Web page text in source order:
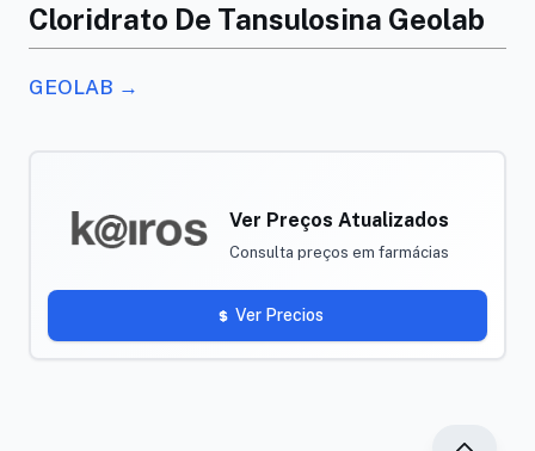
Cloridrato De Tansulosina Geolab
GEOLAB →
Ver Preços Atualizados
Consulta preços em farmácias
Ver Precios